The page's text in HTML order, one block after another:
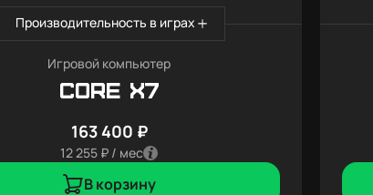
Производительность в играх
Игровой компьютер
Core X7
163 400 ₽
12 255 ₽ / мес
В корзину